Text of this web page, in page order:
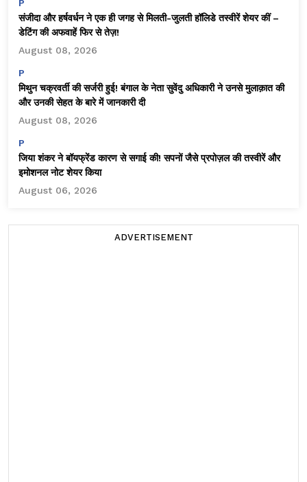
P
संजीदा और हर्षवर्धन ने एक ही जगह से मिलती-जुलती हॉलिडे तस्वीरें शेयर कीं –
डेटिंग की अफवाहें फिर से तेज़!
August 08, 2026
P
मिथुन चक्रवर्ती की सर्जरी हुई! बंगाल के नेता सुवेंदु अधिकारी ने उनसे मुलाक़ात की
और उनकी सेहत के बारे में जानकारी दी
August 08, 2026
P
जिया शंकर ने बॉयफ्रेंड कारण से सगाई की! सपनों जैसे प्रपोज़ल की तस्वीरें और
इमोशनल नोट शेयर किया
August 06, 2026
ADVERTISEMENT